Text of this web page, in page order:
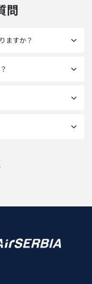
問
ますか？